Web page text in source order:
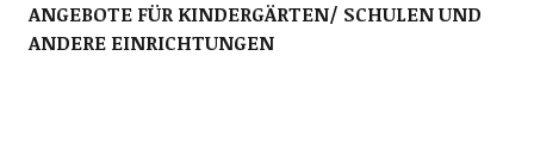
ANGEBOTE FÜR KINDERGÄRTEN/ SCHULEN UND
ANDERE EINRICHTUNGEN